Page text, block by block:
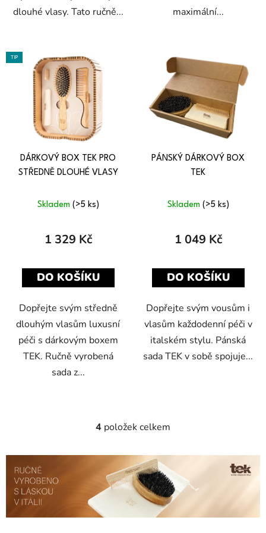
dlouhé vlasy. Tato ručně...
maximální...
TIP
DÁRKOVÝ BOX TEK PRO
STŘEDNĚ DLOUHÉ VLASY
Skladem (>5 ks)
1 329 Kč
DO KOŠÍKU
Dopřejte svým středně
dlouhým vlasům luxusní
péči s dárkovým boxem
TEK. Ručně vyrobená
sada z...
PÁNSKÝ DÁRKOVÝ BOX
TEK
Skladem (>5 ks)
1 049 Kč
DO KOŠÍKU
Dopřejte svým vousům i
vlasům každodenní péči v
italském stylu. Pánská
sada TEK v sobě spojuje...
O
l
á
d
a
c
4 položek celkem